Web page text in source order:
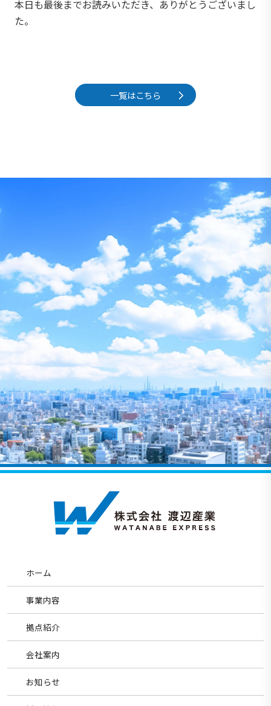
本日も最後までお読みいただき、ありがとうございまし
た。
一覧はこちら
ホーム
事業内容
拠点紹介
会社案内
お知らせ